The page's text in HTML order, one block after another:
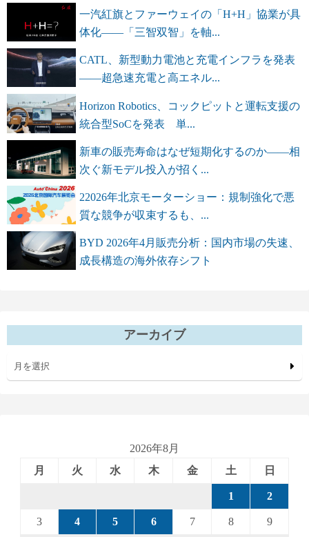
一汽紅旗とファーウェイの「H+H」協業が具
体化――「三智双智」を軸...
CATL、新型動力電池と充電インフラを発表
――超急速充電と高エネル...
Horizon Robotics、コックピットと運転支援の
統合型SoCを発表 単...
新車の販売寿命はなぜ短期化するのか――相
次ぐ新モデル投入が招く...
22026年北京モーターショー：規制強化で悪
質な競争が収束するも、...
BYD 2026年4月販売分析：国内市場の失速、
成長構造の海外依存シフト
アーカイブ
月を選択
2026年8月
月
火 水 木 金 土 日
1 2
3 4 5 6 7 8 9